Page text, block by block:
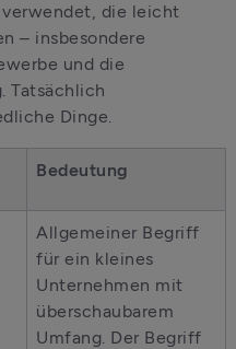
die leicht
– insbesondere
und die
Tatsächlich
Dinge.
Bedeutung
Allgemeiner Begriff
für ein kleines
Unternehmen mit
überschaubarem
Umfang. Der Begriff